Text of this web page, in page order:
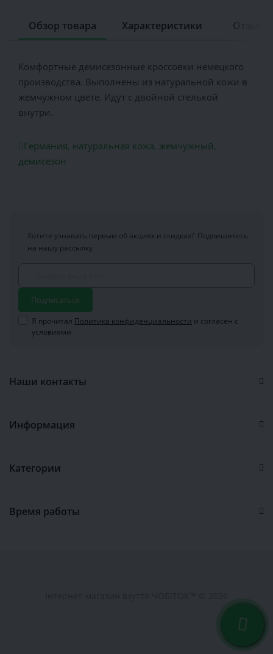
Обзор товара Характеристики
Комфортные демисезонные кроссовки немецкого
производства. Выполнены из натуральной кожи в
жемчужном цвете. Идут с двойной стелькой
внутри.
Германия, натуральная кожа, жемчужный,
демисезон
Хотите узнавать первым об акциях и скидках? Подпишитесь
на нашу рассылку
Подписаться
Я прочитал Политика конфиденциальности и согласен с
условиями
Наши контакты
Информация
Категории
Время работы